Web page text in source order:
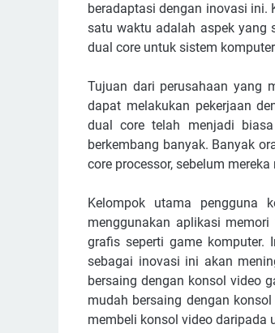
beradaptasi dengan inovasi ini.
satu waktu adalah aspek yang
dual core untuk sistem
Tujuan dari perusahaan yang
dapat melakukan pekerjaan
dual core telah menjadi
berkembang banyak. Banyak
core processor, sebelum
Kelompok utama pengguna
menggunakan aplikasi
grafis seperti game
sebagai inovasi ini akan
bersaing dengan konsol video
mudah bersaing dengan
membeli konsol video daripada